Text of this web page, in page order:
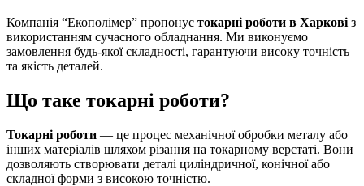
Компанія “Екополімер” пропонує токарні роботи в Харкові з
використанням сучасного обладнання. Ми виконуємо
замовлення будь-якої складності, гарантуючи високу точність
та якість деталей.
Що таке токарні роботи?
Токарні роботи — це процес механічної обробки металу або
інших матеріалів шляхом різання на токарному верстаті. Вони
дозволяють створювати деталі циліндричної, конічної або
складної форми з високою точністю.